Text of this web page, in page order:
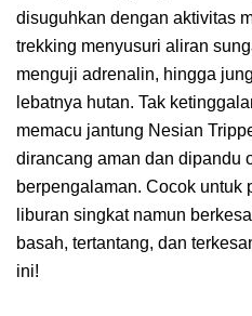
disuguhkan dengan aktivitas
trekking menyusuri aliran
menguji adrenalin, hingga
lebatnya hutan. Tak
memacu jantung Nesian
dirancang aman dan dipandu
berpengalaman. Cocok untuk
liburan singkat namun
basah, tertantang, dan
ini!